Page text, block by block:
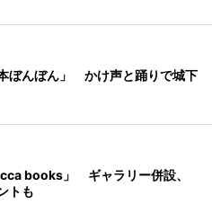
ぼんぼん」 かけ声と踊りで城下
books」 ギャラリー併設、
トも